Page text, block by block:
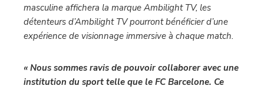
masculine affichera la marque Ambilight TV, les
détenteurs d’Ambilight TV pourront bénéficier d’une
expérience de visionnage immersive à chaque match.
« Nous sommes ravis de pouvoir collaborer avec une
institution du sport telle que le FC Barcelone. Ce